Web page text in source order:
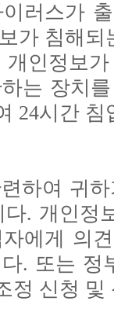
러스가
가 침해
인정보
는 장치
24시간
하여 귀
. 개인정
에게 의
. 또는
정 신청